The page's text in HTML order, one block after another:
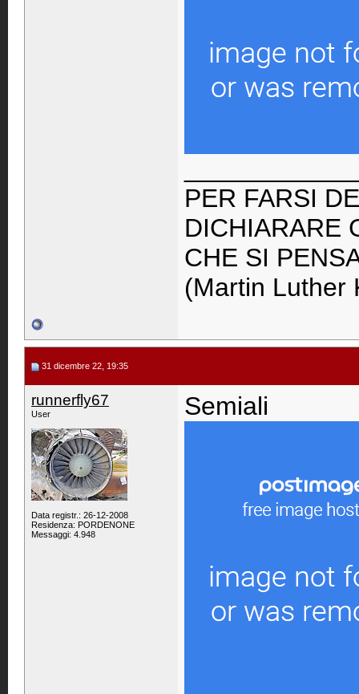
PER FARSI
DICHIARARE
CHE SI
(Martin Luther
31 dicembre 22, 19:35
runnerfly67
User
Data registr.: 26-12-2008
Residenza: PORDENONE
Messaggi: 4.948
Semiali